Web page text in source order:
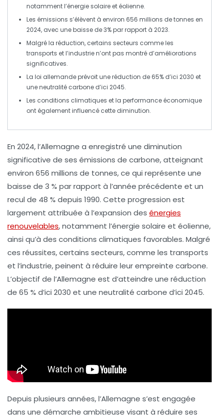
notamment l’énergie solaire et éolienne.
Les émissions s’élèvent à environ 656 millions de tonnes en
2024, avec une baisse de3%par rapport à 2023.
Malgré la réduction, certains secteurs comme les
transports et l’industrien’ont pas montré d’améliorations
significatives.
La loi allemandeprévoit une réduction de 65% d’ici 2030 et
uneneutralité carbone d’ici 2045.
Les conditions climatiques et la performance économique
ont également influencé cette diminution.
En 2024, l’Allemagne a enregistré une diminution
significative de ses émissions de carbone, atteignant
environ 656 millions de tonnes, ce qui représente une
baisse de 3 % par rapport à l’année précédente et un
recul de 48 % depuis 1990. Cette progression est
largement attribuée à l’expansion des énergies
renouvelables, notamment l’énergie solaire et éolienne,
ainsi qu’à des conditions climatiques favorables. Malgré
ces réussites, certains secteurs, comme les transports
et l’industrie, peinent à réduire leur empreinte carbone.
L’objectif de l’Allemagne est d’atteindre une réduction
de 65 % d’ici 2030 et une neutralité carbone d’ici 2045.
Depuis plusieurs années, l’Allemagne s’est engagée
dans une démarche ambitieuse visant à réduire ses